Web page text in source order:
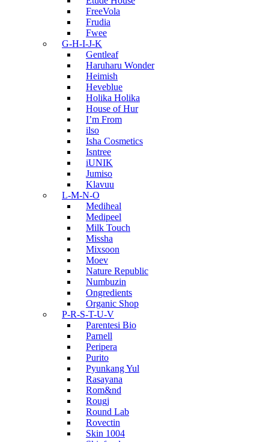
FreeVola
Frudia
Fwee
G-H-I-J-K
Gentleaf
Haruharu Wonder
Heimish
Heveblue
Holika Holika
House of Hur
I’m From
ilso
Isha Cosmetics
Isntree
iUNIK
Jumiso
Klavuu
L-M-N-O
Mediheal
Medipeel
Milk Touch
Missha
Mixsoon
Moev
Nature Republic
Numbuzin
Ongredients
Organic Shop
P-R-S-T-U-V
Parentesi Bio
Parnell
Peripera
Purito
Pyunkang Yul
Rasayana
Rom&nd
Rougj
Round Lab
Rovectin
Skin 1004